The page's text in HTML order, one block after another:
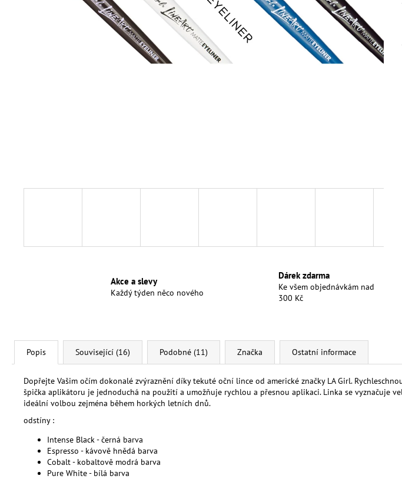
Akce a slevy
Každý týden něco nového
Dárek zdarma
Ke všem objednávkám nad
300 Kč
Popis Související (16) Podobné (11) Značka Ostatní informace
Dopřejte Vašim očím dokonalé zvýraznění díky tekuté oční lince od americké značky LA Girl.
špička aplikátoru je jednoduchá na použití a umožňuje rychlou a přesnou aplikaci. Linka se
ideální volbou zejména během horkých letních dnů.
odstíny :
Intense Black - černá barva
Espresso - kávově hnědá barva
Cobalt - kobaltově modrá barva
Pure White - bílá barva
L.A. GIRL OČNÍ STÍNY SHADE SHIFTER
DUO CHROME
L.A. GIRL TEKUTÝ KOREKTOR HD
CONCEAL 8 G
139 Kč